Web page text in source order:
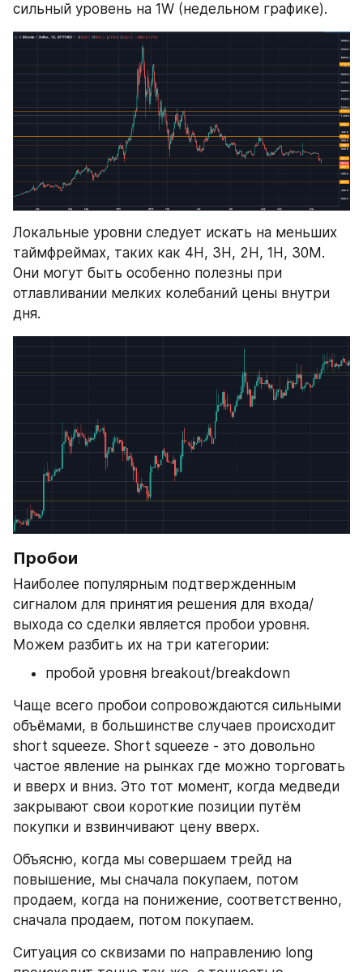
сильный уровень на 1W (недельном графике).
Локальные уровни следует искать на меньших
таймфреймах, таких как 4H, 3H, 2H, 1H, 30M.
Они могут быть особенно полезны при
отлавливании мелких колебаний цены внутри
дня.
Пробои
Наиболее популярным подтвержденным
сигналом для принятия решения для входа/
выхода со сделки является пробои уровня.
Можем разбить их на три категории:
пробой уровня breakout/breakdown
Чаще всего пробои сопровождаются сильными
объёмами, в большинстве случаев происходит
short squeeze. Short squeeze - это довольно
частое явление на рынках где можно торговать
и вверх и вниз. Это тот момент, когда медведи
закрывают свои короткие позиции путём
покупки и взвинчивают цену вверх.
Объясню, когда мы совершаем трейд на
повышение, мы сначала покупаем, потом
продаем, когда на понижение, соответственно,
сначала продаем, потом покупаем.
Ситуация со сквизами по направлению long